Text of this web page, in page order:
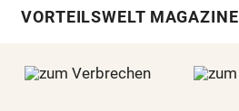
VORTEILSWELT MAGAZINE